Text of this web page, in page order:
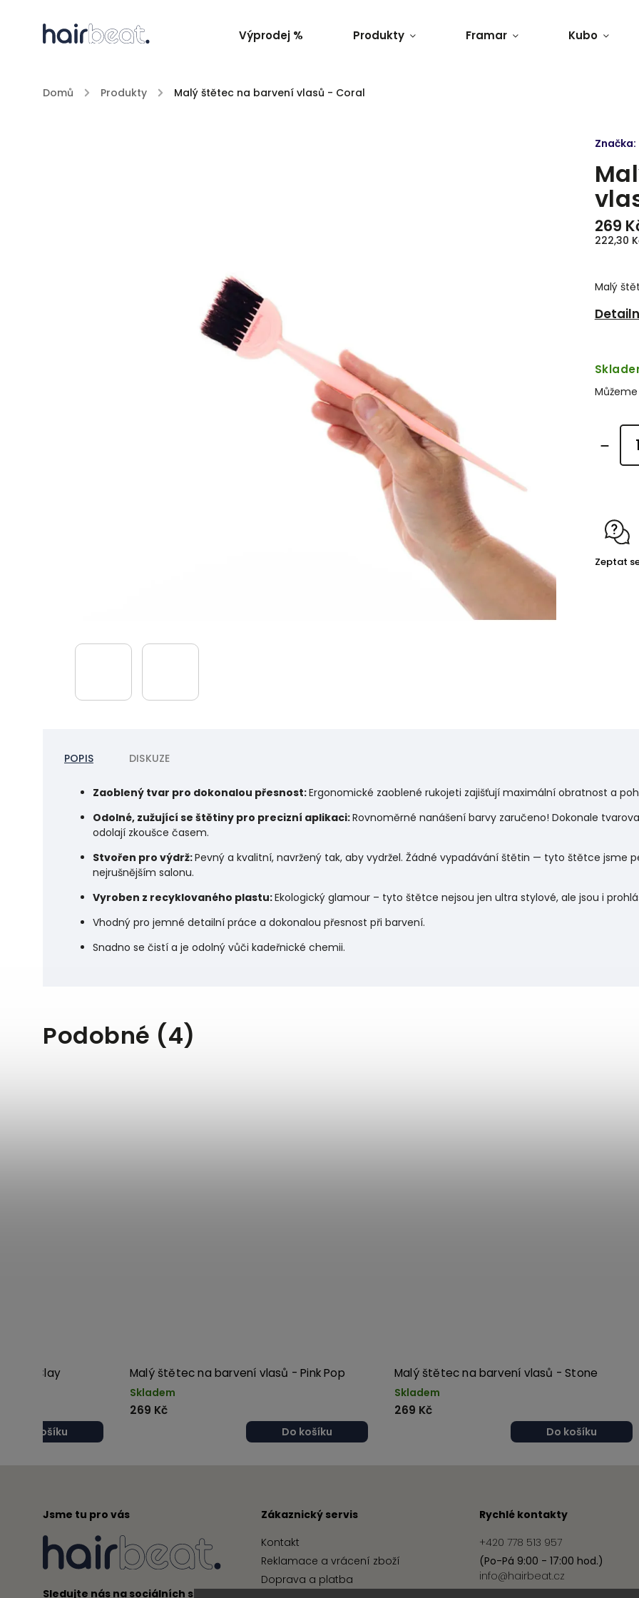
Výprodej % Produkty Framar Kubo
Domů / Produkty / Malý štětec na barvení vlasů - Coral
269
222,30
Malý
Značka:
Zeptat
POPIS DISKUZE
Zaoblený tvar pro dokonalou přesnost:Ergonomické zaoblené rukojeti zajišťují maximální obratnost a
Odolné, zužující se štětiny pro precizní aplikaci:Rovnoměrné nanášení barvy zaručeno! Dokonale
odolají zkoušce časem.
Stvořen pro výdrž:Pevný a kvalitní, navržený tak, aby vydržel. Žádné vypadávání štětin — tyto štětce jsme
nejrušnějším salonu.
Vyroben z recyklovaného plastu:Ekologický glamour – tyto štětce nejsou jen ultra stylové, ale jsou i
Vhodný pro jemné detailní práce a dokonalou přesnost při barvení.
Snadno se čistí a je odolný vůči kadeřnické chemii.
Podobné (4)
- Clay
Do košíku
Malý štětec na barvení vlasů - Pink Pop
Skladem
269 Kč
Do košíku
Malý štětec na barvení vlasů - Stone
Skladem
269 Kč
Do košíku
Jsme tu pro vás
Sledujte nás na sociálních sítích
Zákaznický servis
Kontakt
Reklamace a vrácení zboží
Doprava a platba
Rychlé kontakty
+420 778 513 957
(Po-Pá 9:00 - 17:00 hod.)
info@hairbeat.cz